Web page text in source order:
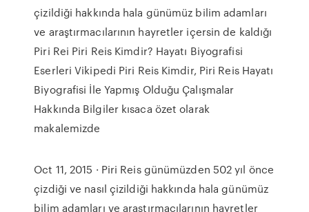
çizildiği hakkında hala günümüz bilim adamları
ve araştırmacılarının hayretler içersin de kaldığı
Piri Rei Piri Reis Kimdir? Hayatı Biyografisi
Eserleri Vikipedi Piri Reis Kimdir, Piri Reis Hayatı
Biyografisi İle Yapmış Olduğu Çalışmalar
Hakkında Bilgiler kısaca özet olarak
makalemizde
Oct 11, 2015 · Piri Reis günümüzden 502 yıl önce
çizdiği ve nasıl çizildiği hakkında hala günümüz
bilim adamları ve araştırmacılarının hayretler